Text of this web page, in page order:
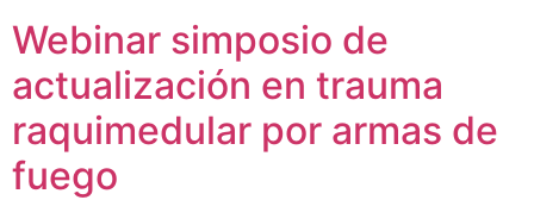
Webinar simposio de
actualización en trauma
raquimedular por armas de
fuego